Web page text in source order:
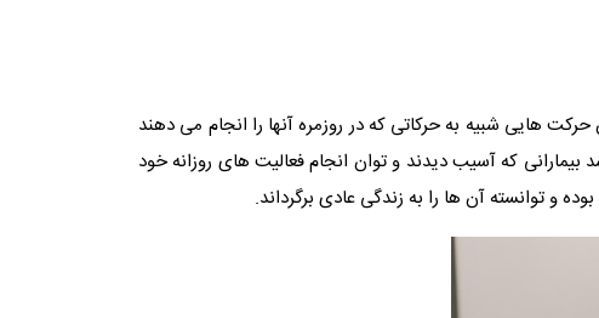
هایی شبیه به حرکاتی که در روزمره آنها را انجام می دهند
که آسیب دیدند و توان انجام فعالیت های روزانه خود
و توانسته آن ها را به زندگی عادی برگرداند.